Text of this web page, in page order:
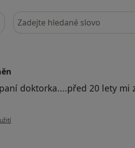
Hledejte v názorech
doktorka....před 20 lety mi
Váš účet byl odstraněn